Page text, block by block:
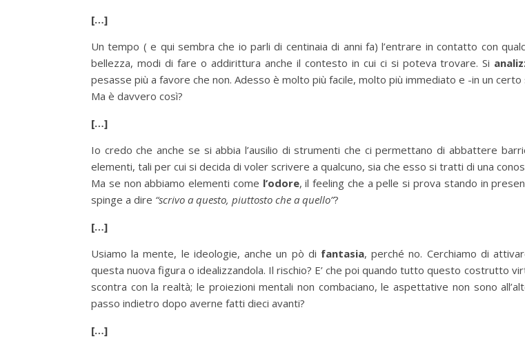
[…]
Un tempo ( e qui sembra che io parli di centinaia di anni fa) l’entrare in contatto con
bellezza, modi di fare o addirittura anche il contesto in cui ci si poteva trovare. Si
pesasse più a favore che non. Adesso è molto più facile, molto più immediato e -in un certo
Ma è davvero così?
[…]
Io credo che anche se si abbia l’ausilio di strumenti che ci permettano di abbattere
elementi, tali per cui si decida di voler scrivere a qualcuno, sia che esso si tratti di una
Ma se non abbiamo elementi come l’odore, il feeling che a pelle si prova stando in
spinge a dire “scrivo a questo, piuttosto che a quello”?
[…]
Usiamo la mente, le ideologie, anche un pò di fantasia, perché no. Cerchiamo di
questa nuova figura o idealizzandola. Il rischio? E’ che poi quando tutto questo costrutto
scontra con la realtà; le proiezioni mentali non combaciano, le aspettative non sono
passo indietro dopo averne fatti dieci avanti?
[…]